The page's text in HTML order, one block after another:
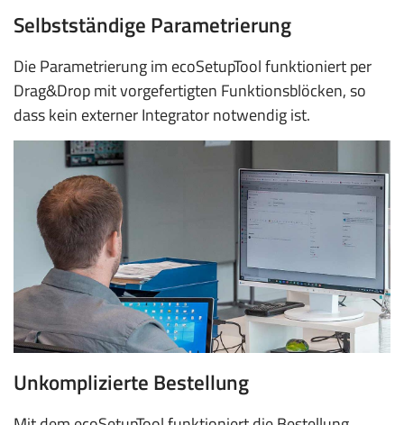
Selbstständige Parametrierung
Die Parametrierung im ecoSetupTool funktioniert per
Drag&Drop mit vorgefertigten Funktionsblöcken, so
dass kein externer Integrator notwendig ist.
Unkomplizierte Bestellung